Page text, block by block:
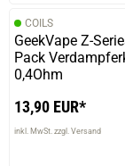
COILS
GeekVape Z-
Pack
0,4Ohm
13,90 EUR*
inkl. MwSt. zzgl. Versand